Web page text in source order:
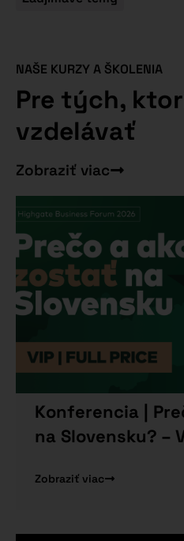
NAŠE KURZY A ŠKOLENIA
Pre tých,
vzdelávať
Zobraziť viac
Konferencia |
na Slovensku? –
Zobraziť viac